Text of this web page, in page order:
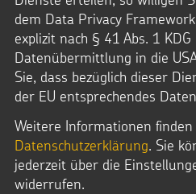
Regel , die zeigt, was alle großen
miteinander verbindet. Freut
spannendes Fotoquizund einen
HEFT ANSCHAUEN UND
dem Data Privacy
explizit nach § 41 Abs. 1 KDG
Datenübermittlung in die
Sie, dass bezüglich dieser
der EU entsprechendes
Weitere Informationen
Datenschutzerklärung. Sie
jederzeit über die
widerrufen.